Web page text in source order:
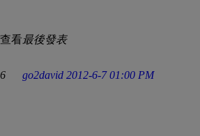
看最後發表
go2david 2012-6-7 01:00 PM